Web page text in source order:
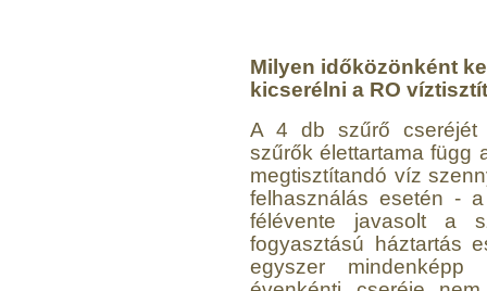
Milyen időközönként
kicserélni a RO
A 4 db szűrő cseréjét
szűrők élettartama függ
megtisztítandó víz
felhasználás esetén -
félévente javasolt a
fogyasztású háztartás
egyszer